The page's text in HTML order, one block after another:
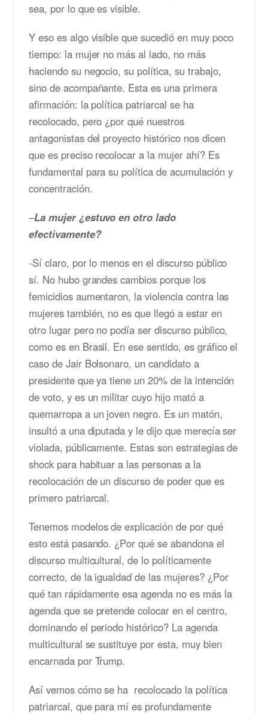
sea, por lo que es visible.
Y eso es algo visible que sucedió en muy poco
tiempo: la mujer no más al lado, no más
haciendo su negocio, su política, su trabajo,
sino de acompañante. Esta es una primera
afirmación: la política patriarcal se ha
recolocado, pero ¿por qué nuestros
antagonistas del proyecto histórico nos dicen
que es preciso recolocar a la mujer ahí? Es
fundamental para su política de acumulación y
concentración.
–La mujer ¿estuvo en otro lado
efectivamente?
-Sí claro, por lo menos en el discurso público
sí. No hubo grandes cambios porque los
femicidios aumentaron, la violencia contra las
mujeres también, no es que llegó a estar en
otro lugar pero no podía ser discurso público,
como es en Brasil. En ese sentido, es gráfico el
caso de Jair Bolsonaro, un candidato a
presidente que ya tiene un 20% de la intención
de voto, y es un militar cuyo hijo mató a
quemarropa a un joven negro. Es un matón,
insultó a una diputada y le dijo que merecía ser
violada, públicamente. Estas son estrategias de
shock para habituar a las personas a la
recolocación de un discurso de poder que es
primero patriarcal.
Tenemos modelos de explicación de por qué
esto está pasando. ¿Por qué se abandona el
discurso multicultural, de lo políticamente
correcto, de la igualdad de las mujeres? ¿Por
qué tan rápidamente esa agenda no es más la
agenda que se pretende colocar en el centro,
dominando el periodo histórico? La agenda
multicultural se sustituye por esta, muy bien
encarnada por Trump.
Así vemos cómo se ha recolocado la política
patriarcal, que para mí es profundamente